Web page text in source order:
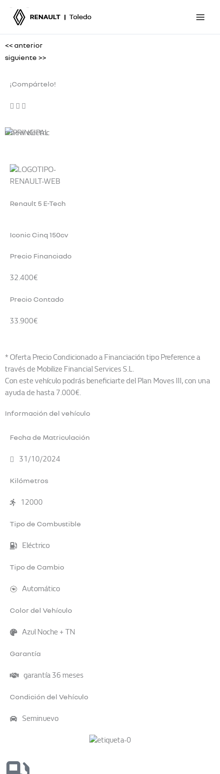
<< anterior
siguiente >>
¡Compártelo!
renew electric
Renault 5 E-Tech
Iconic Cinq 150cv
Precio Financiado
32.400€
Precio Contado
33.900€
* Oferta Precio Condicionado a Financiación tipo Preference a
través de Mobilize Financial Services S.L.
Con este vehículo podrás beneficiarte del Plan Moves III, con una
ayuda de hasta 7.000€.
Información del vehículo
Fecha de Matriculación
31/10/2024
Kilómetros
12000
Tipo de Combustible
Eléctrico
Tipo de Cambio
Automático
Color del Vehículo
Azul Noche + TN
Garantía
garantía 36 meses
Condición del Vehículo
Seminuevo